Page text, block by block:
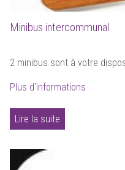
Minibus intercommunal
2 minibus sont à votre
Plus d'informations
Lire la suite